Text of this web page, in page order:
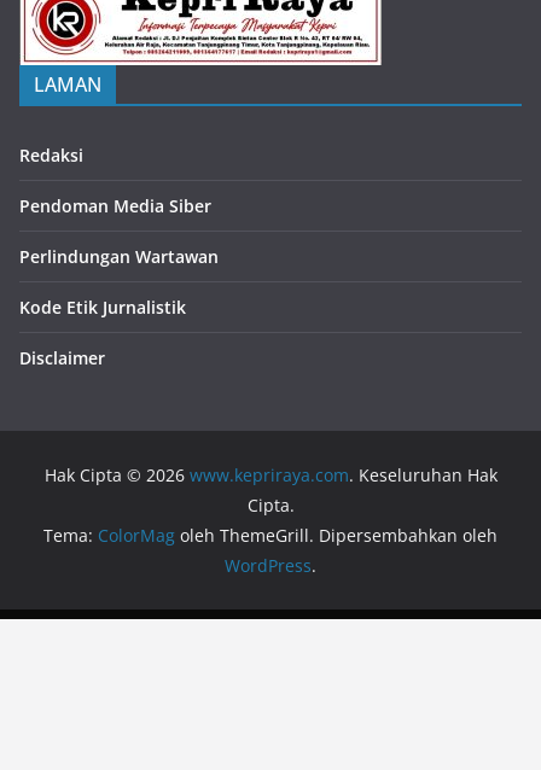
LAMAN
Redaksi
Pendoman Media Siber
Perlindungan Wartawan
Kode Etik Jurnalistik
Disclaimer
Hak Cipta © 2026 www.kepriraya.com. Keseluruhan Hak
Cipta.
Tema: ColorMag oleh ThemeGrill. Dipersembahkan oleh
WordPress.